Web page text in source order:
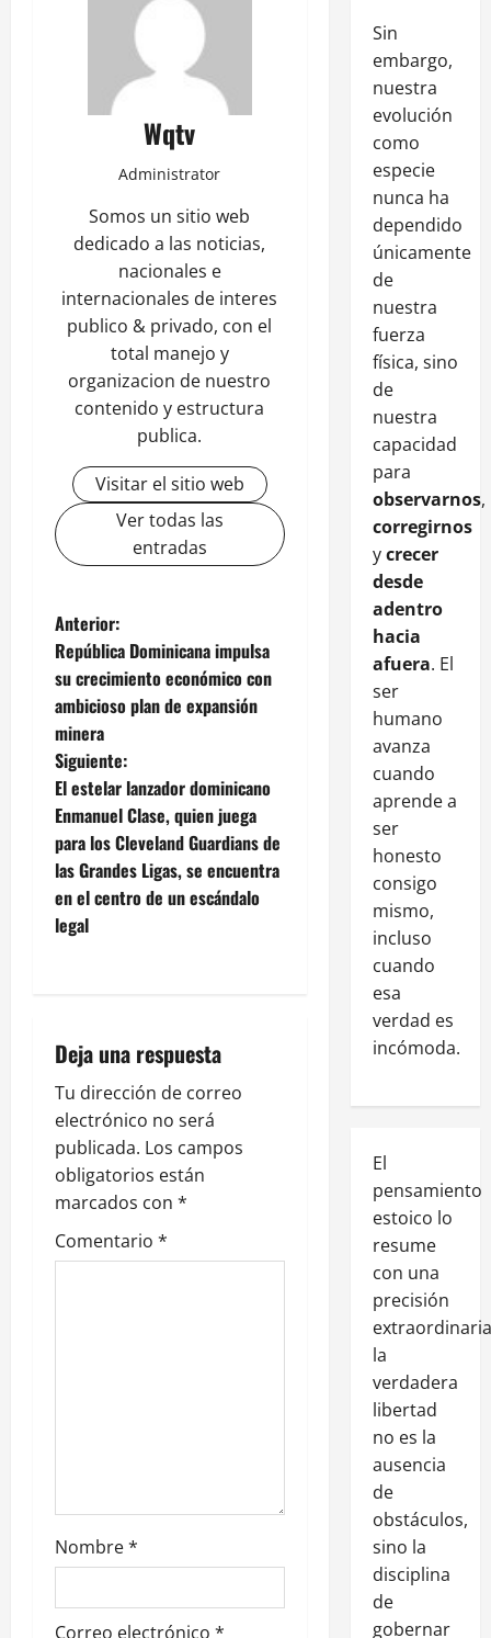
Wqtv
Administrator
Somos un sitio web
dedicado a las noticias,
nacionales e
internacionales de interes
publico & privado, con el
total manejo y
organizacion de nuestro
contenido y estructura
publica.
Visitar el sitio web
Ver todas las
entradas
Anterior:
República Dominicana impulsa
su crecimiento económico con
ambicioso plan de expansión
minera
Siguiente:
El estelar lanzador dominicano
Enmanuel Clase, quien juega
para los Cleveland Guardians de
las Grandes Ligas, se encuentra
en el centro de un escándalo
legal
Deja una respuesta
Tu dirección de correo
electrónico no será
publicada. Los campos
obligatorios están
marcados con *
Comentario *
Nombre*
Correo electrónico *
Sin
embargo,
nuestra
evolución
como
especie
nunca ha
dependido
únicamente
de
nuestra
fuerza
física, sino
de
nuestra
capacidad
para
observarnos,
corregirnos
ycrecer
desde
adentro
hacia
afuera. El
ser
humano
avanza
cuando
aprende a
ser
honesto
consigo
mismo,
incluso
cuando
esa
verdad es
incómoda.
El
pensamiento
estoico lo
resume
con una
precisión
la
verdadera
libertad
no es la
ausencia
de
obstáculos,
sino la
disciplina
de
gobernar